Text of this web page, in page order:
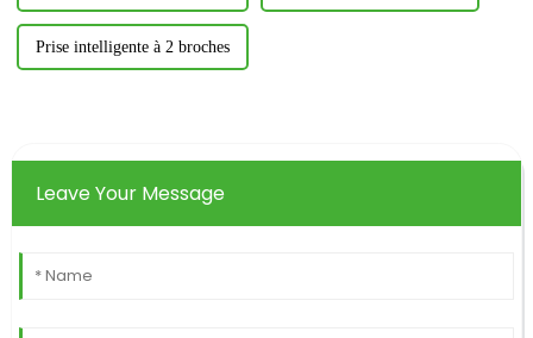
Prise intelligente à 2 broches
Leave Your Message